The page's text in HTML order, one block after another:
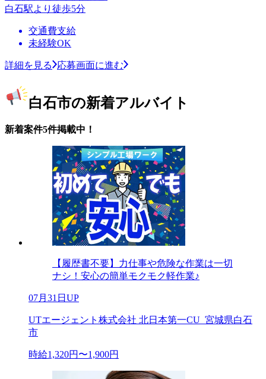
白石駅より徒歩5分
交通費支給
未経験OK
詳細を見る 応募画面に進む
白石市の新着アルバイト
新着案件5件掲載中！
【履歴書不要】力仕事や危険な作業は一切
ナシ！安心の簡単モクモク軽作業♪
07月31日UP
UTエージェント株式会社 北日本第一CU_宮城県白石
市
時給1,320円〜1,900円